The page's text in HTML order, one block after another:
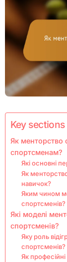
Key
Як менторство
спортсменам?
Які основні
Як
навичок?
Яким чином
спортсменів?
Які моделі
спортсменів?
Яку роль
спортсменів?
Як